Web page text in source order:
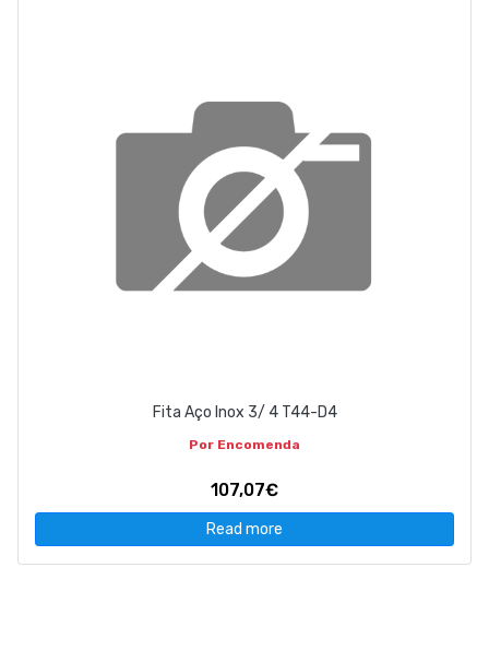
Fita Aço Inox 3/ 4 T44-D4
Por Encomenda
107,07€
Read more